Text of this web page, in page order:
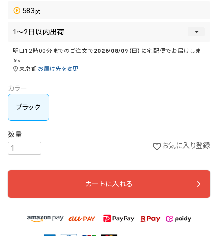
583
明日12時00分 までのご注文で2026/08/09（日） に宅配便でお届けしま
す。
東京都 お届け先を変更
カラー
ブラック
お気に入り登録
カートに入れる